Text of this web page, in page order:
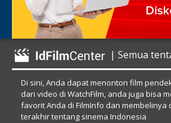
| Semua
Di sini, Anda dapat menonton film
dari video di WatchFilm, anda juga bisa
favorit Anda di FilmInfo dan membelinya
terakhir tentang sinema Indonesia